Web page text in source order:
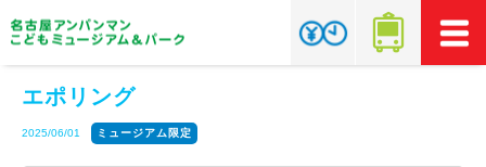
エポリング
2025/06/01 ミュージアム限定